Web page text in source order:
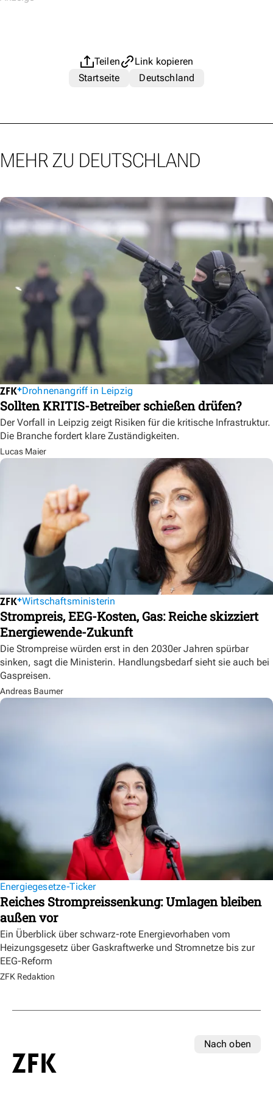
Teilen
Link kopieren
Startseite
Deutschland
MEHR ZU DEUTSCHLAND
Drohnenangriff in Leipzig
Sollten KRITIS-Betreiber schießen drüfen?
Der Vorfall in Leipzig zeigt Risiken für die kritische Infrastruktur.
Die Branche fordert klare Zuständigkeiten.
Lucas Maier
Wirtschaftsministerin
Strompreis, EEG-Kosten, Gas: Reiche skizziert
Energiewende-Zukunft
Die Strompreise würden erst in den 2030er Jahren spürbar
sinken, sagt die Ministerin. Handlungsbedarf sieht sie auch bei
Gaspreisen.
Andreas Baumer
Energiegesetze-Ticker
Reiches Strompreissenkung: Umlagen bleiben
außen vor
Ein Überblick über schwarz-rote Energievorhaben vom
Heizungsgesetz über Gaskraftwerke und Stromnetze bis zur
EEG-Reform
ZFK Redaktion
Nach oben